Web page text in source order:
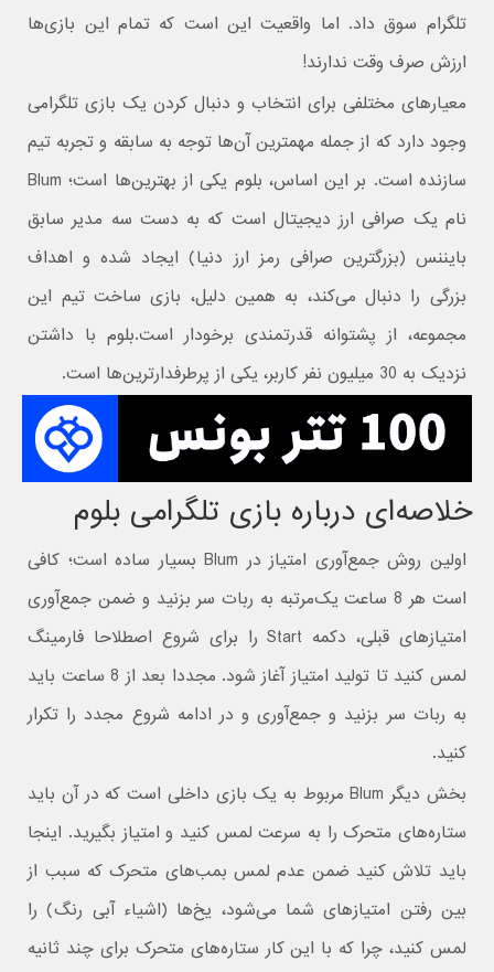
تلگرام سوق داد. اما واقعیت این است که تمام این بازی‌ها
ارزش صرف وقت ندارند!
معیارهای مختلفی برای انتخاب و دنبال کردن یک بازی تلگرامی
وجود دارد که از جمله مهمترین آن‌ها توجه به سابقه و تجربه تیم
سازنده است. بر این اساس، بلوم یکی از بهترین‌ها است؛ Blum
نام یک صرافی ارز دیجیتال است که به دست سه مدیر سابق
بایننس (بزرگترین صرافی رمز ارز دنیا) ایجاد شده و اهداف
بزرگی را دنبال می‌کند، به همین دلیل، بازی ساخت تیم این
مجموعه، از پشتوانه قدرتمندی برخودار است.بلوم با داشتن
نزدیک به 30 میلیون نفر کاربر، یکی از پرطرفدارترین‌ها است.
خلاصه‌ای درباره بازی تلگرامی بلوم
اولین روش جمع‌آوری امتیاز در Blum بسیار ساده است؛ کافی
است هر 8 ساعت یک‌مرتبه به ربات سر بزنید و ضمن جمع‌آوری
امتیازهای قبلی، دکمه Start را برای شروع اصطلاحا فارمینگ
لمس کنید تا تولید امتیاز آغاز شود. مجددا بعد از 8 ساعت باید
به ربات سر بزنید و جمع‌آوری و در ادامه شروع مجدد را تکرار
کنید.
بخش دیگر Blum مربوط به یک بازی داخلی است که در آن باید
ستاره‌های متحرک را به سرعت لمس کنید و امتیاز بگیرید. اینجا
باید تلاش کنید ضمن عدم لمس بمب‌های متحرک که سبب از
بین رفتن امتیازهای شما می‌شود، یخ‌ها (اشیاء آبی رنگ) را
لمس کنید، چرا که با این کار ستاره‌های متحرک برای چند ثانیه